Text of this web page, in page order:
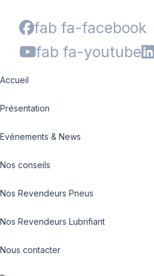
fab fa-facebook
fab fa-youtube
Accueil
Présentation
Evénements & News
Nos conseils
Nos Revendeurs Pneus
Nos Revendeurs Lubrifiant
Nous contacter